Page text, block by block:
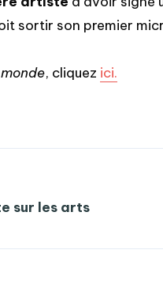
sortir son premier
, cliquez ici.
sur les arts